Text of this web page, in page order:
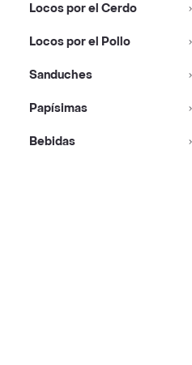
Locos por el Cerdo
Locos por el Pollo
Sanduches
Papísimas
Bebidas